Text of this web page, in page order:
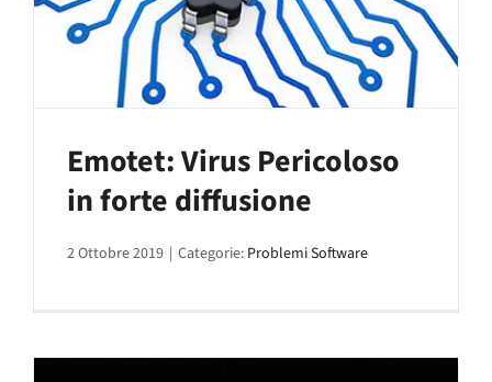
Emotet: Virus Pericoloso
in forte diffusione
2 Ottobre 2019 | Categorie: Problemi Software